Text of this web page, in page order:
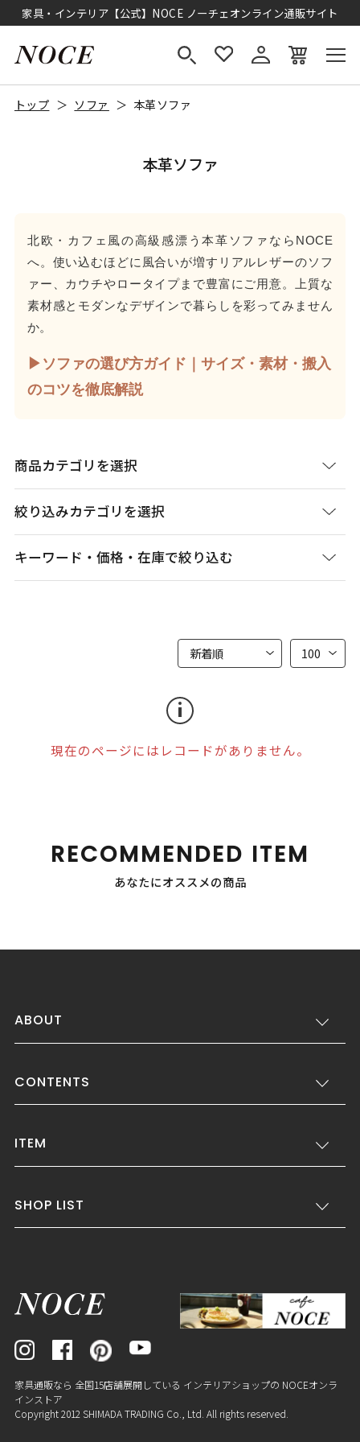
家具・インテリア【公式】NOCE ノーチェオンライン通販サイト
トップ ソファ 本革ソファ
本革ソファ
北欧・カフェ風の高級感漂う本革ソファならNOCE
へ。使い込むほどに風合いが増すリアルレザーのソフ
ァー、カウチやロータイプまで豊富にご用意。上質な
素材感とモダンなデザインで暮らしを彩ってみません
か。
▶ソファの選び方ガイド｜サイズ・素材・搬入
のコツを徹底解説
商品カテゴリを選択
絞り込みカテゴリを選択
キーワード・価格・在庫で絞り込む
現在のページにはレコードがありません。
RECOMMENDED ITEM
あなたにオススメの商品
ABOUT
CONTENTS
ITEM
SHOP LIST
家具通販なら 全国15店舗展開している インテリアショップの NOCEオンラ
インストア
Copyright 2012 SHIMADA TRADING Co., Ltd. All rights reserved.